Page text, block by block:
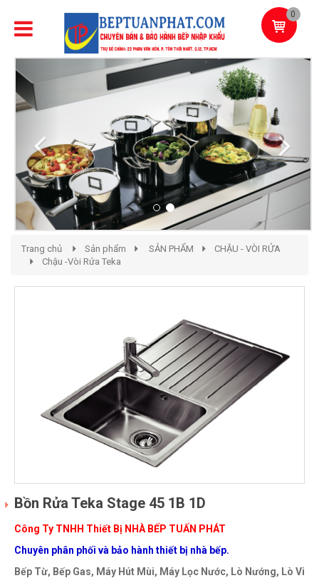
0
Previous
Trang chủ Sản phẩm SẢN PHẨM
CHẬU - VÒI RỬA
Chậu -Vòi Rửa Teka
Bồn Rửa Teka Stage 45 1B 1D
Công Ty TNHH Thiết Bị NHÀ BẾP TUẤN PHÁT
Chuyên phân phối và bảo hành thiết bị nhà bếp.
Bếp Từ, Bếp Gas, Máy Hút Mùi, Máy Lọc Nước, Lò Nướng, Lò Vi